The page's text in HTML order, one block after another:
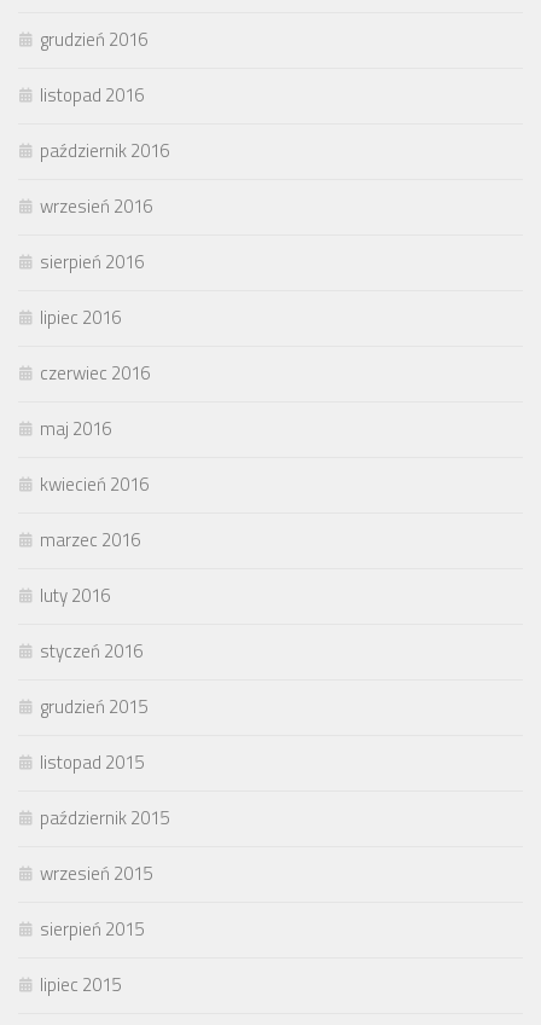
grudzień 2016
listopad 2016
październik 2016
wrzesień 2016
sierpień 2016
lipiec 2016
czerwiec 2016
maj 2016
kwiecień 2016
marzec 2016
luty 2016
styczeń 2016
grudzień 2015
listopad 2015
październik 2015
wrzesień 2015
sierpień 2015
lipiec 2015